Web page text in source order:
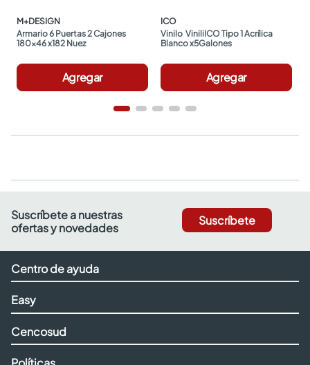
M+DESIGN
Armario 6 Puertas 2 Cajones
180x46 x182 Nuez
Agregar
ICO
Vinilo  ViniliICO Tipo 1 Acrílica
Blanco x5Galones
Agregar
Suscríbete a nuestras
ofertas y novedades
Suscríbete
Centro de ayuda
Easy
Cencosud